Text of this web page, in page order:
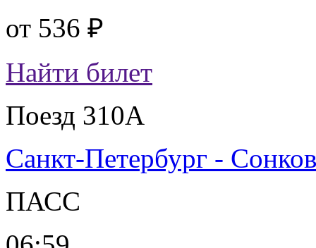
от 536 ₽
Найти билет
Поезд 310А
Санкт-Петербург -
ПАСС